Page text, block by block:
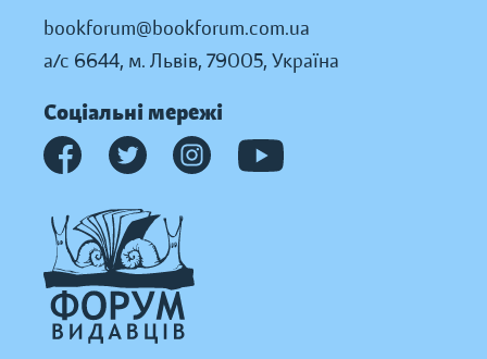
bookforum@bookforum.com.ua
а/с 6644, м. Львів, 79005, Україна
Соціальні мережі